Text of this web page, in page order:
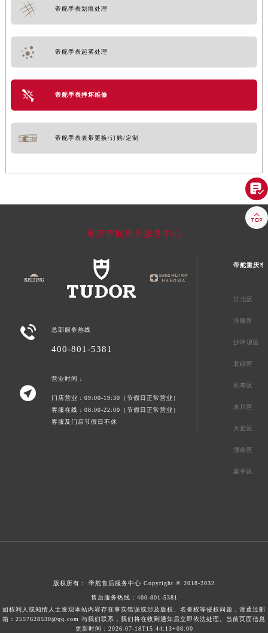
帝舵手表划痕处理
帝舵手表起雾处理
帝舵手表摔坏维修
帝舵手表表带更换/订购/定制
重庆帝舵售后服务中心
 总部服务热线
400-801-5381

营业时间：
门店营业：09:00-19:30（节假日正常营业）
客服在线：08:00-22:00（节假日正常营业）
客服及门店节假日不休
帝舵重庆市
江北区
涪陵区
沙坪坝区
北碚区
长寿区
永川区
大足区
潼南区
梁平区
版权所有： 帝舵售后服务中心 Copyright © 2018-2032
售后服务热线： 400-801-5381
如权利人或知情人士发现本站内容存在事实错误或涉及版权、名誉权等侵权问题，请通过邮
箱：2557628530@qq.com 与我们联系，我们将在收到通知后立即依法处理。当前页面信息
更新时间：2026-07-18T15:44:13+08:00

